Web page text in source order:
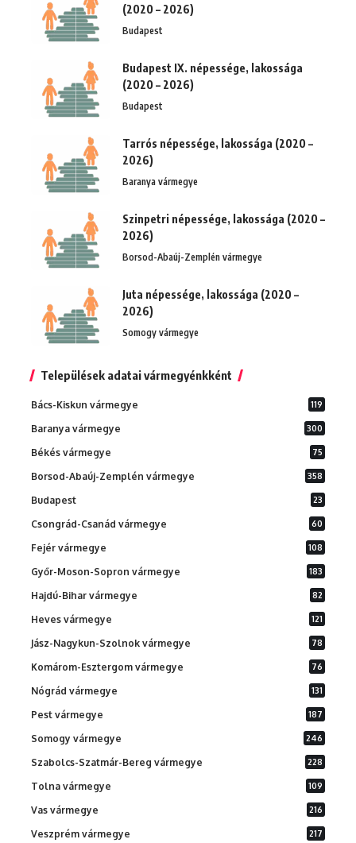
(2020 – 2026)
Budapest
Budapest IX. népessége, lakossága
(2020 – 2026)
Budapest
Tarrós népessége, lakossága (2020 –
2026)
Baranya vármegye
Szinpetri népessége, lakossága (2020 –
2026)
Borsod-Abaúj-Zemplén vármegye
Juta népessége, lakossága (2020 –
2026)
Somogy vármegye
Települések adatai vármegyénkként
Bács-Kiskun vármegye 119
Baranya vármegye 300
Békés vármegye 75
Borsod-Abaúj-Zemplén vármegye 358
Budapest 23
Csongrád-Csanád vármegye 60
Fejér vármegye 108
Győr-Moson-Sopron vármegye 183
Hajdú-Bihar vármegye 82
Heves vármegye 121
Jász-Nagykun-Szolnok vármegye 78
Komárom-Esztergom vármegye 76
Nógrád vármegye 131
Pest vármegye 187
Somogy vármegye 246
Szabolcs-Szatmár-Bereg vármegye 228
Tolna vármegye 109
Vas vármegye 216
Veszprém vármegye 217